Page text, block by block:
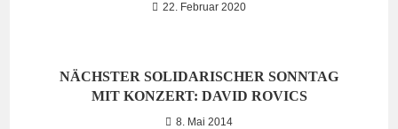
22. Februar 2020
NÄCHSTER SOLIDARISCHER SONNTAG
MIT KONZERT: DAVID ROVICS
8. Mai 2014